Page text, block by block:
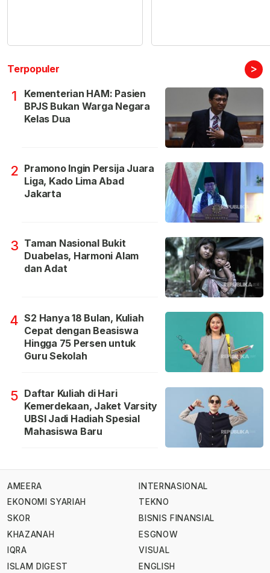
Terpopuler >
1
Kementerian HAM: Pasien
BPJS Bukan Warga Negara
Kelas Dua
2 Pramono Ingin Persija Juara
Liga, Kado Lima Abad
Jakarta
3 Taman Nasional Bukit
Duabelas, Harmoni Alam
dan Adat
4 S2 Hanya 18 Bulan, Kuliah
Cepat dengan Beasiswa
Hingga 75 Persen untuk
Guru Sekolah
5 Daftar Kuliah di Hari
Kemerdekaan, Jaket Varsity
UBSI Jadi Hadiah Spesial
Mahasiswa Baru
AMEERA
EKONOMI SYARIAH
SKOR
KHAZANAH
IQRA
ISLAM DIGEST
INTERNASIONAL
TEKNO
BISNIS FINANSIAL
ESGNOW
VISUAL
ENGLISH